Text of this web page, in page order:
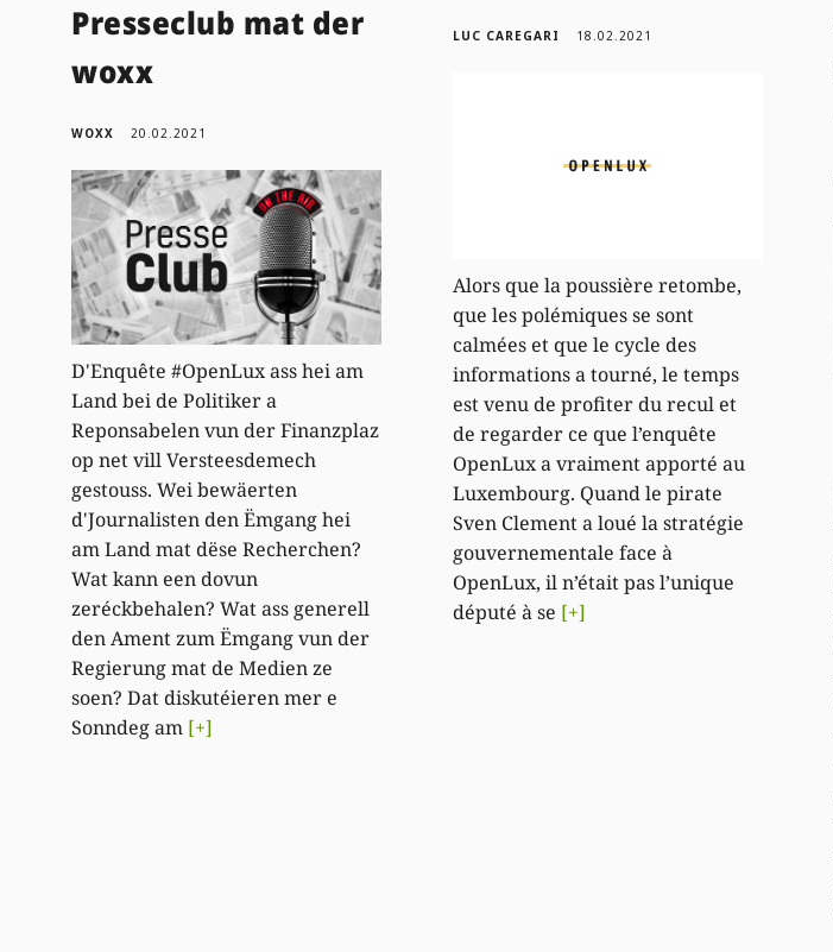
Presseclub mat der
woxx
WOXX 20.02.2021
D'Enquête #OpenLux ass hei am
Land bei de Politiker a
Reponsabelen vun der Finanzplaz
op net vill Versteesdemech
gestouss. Wei bewäerten
d'Journalisten den Ëmgang hei
am Land mat dëse Recherchen?
Wat kann een dovun
zeréckbehalen? Wat ass generell
den Ament zum Ëmgang vun der
Regierung mat de Medien ze
soen? Dat diskutéieren mer e
Sonndeg am [+]
LUC CAREGARI 18.02.2021
Alors que la poussière retombe,
que les polémiques se sont
calmées et que le cycle des
informations a tourné, le temps
est venu de profiter du recul et
de regarder ce que l’enquête
OpenLux a vraiment apporté au
Luxembourg. Quand le pirate
Sven Clement a loué la stratégie
gouvernementale face à
OpenLux, il n’était pas l’unique
député à se [+]